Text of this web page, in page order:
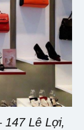
Lê Lợi,